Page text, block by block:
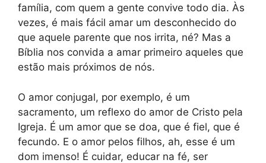
família, com quem a gente convive todo dia. Às
vezes, é mais fácil amar um desconhecido do
que aquele parente que nos irrita, né? Mas a
Bíblia nos convida a amar primeiro aqueles que
estão mais próximos de nós.
O amor conjugal, por exemplo, é um
sacramento, um reflexo do amor de Cristo pela
Igreja. É um amor que se doa, que é fiel, que é
fecundo. E o amor pelos filhos, ah, esse é um
dom imenso! É cuidar, educar na fé, ser